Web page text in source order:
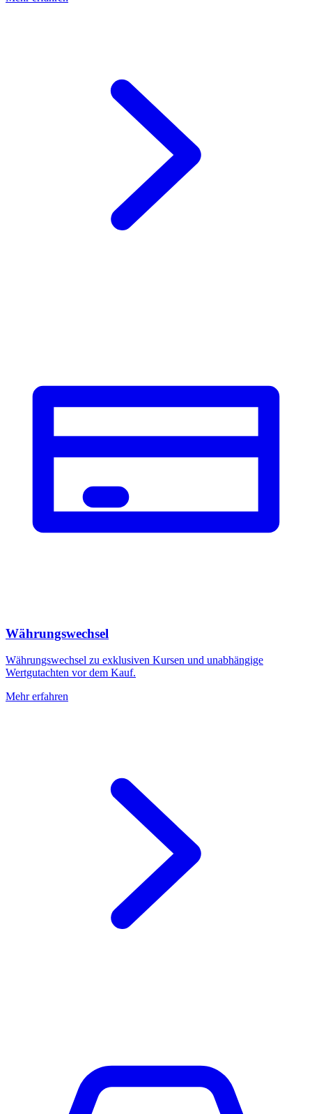
Währungswechsel
Währungswechsel zu exklusiven Kursen und unabhängige
Wertgutachten vor dem Kauf.
Mehr erfahren